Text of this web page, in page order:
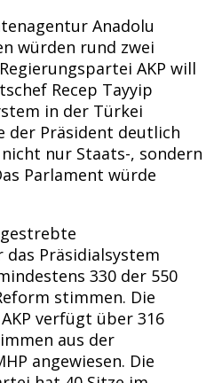
Anadolu
würden rund zwei
AKP will
Recep Tayyip
in der Türkei
der Präsident deutlich
nur Staats-, sondern
Parlament würde
Präsidialsystem
330 der 550
stimmen. Die
verfügt über 316
aus der
angewiesen. Die